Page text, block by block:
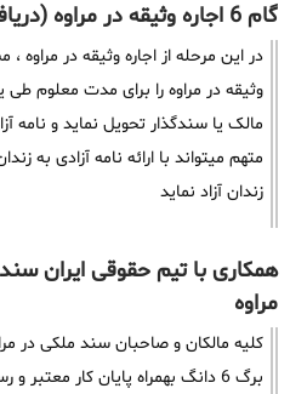
گام 6 اجاره وثیقه در مراوه (دریافت نامه آزادی)
در این مرحله از اجاره وثیقه در مراوه
وثیقه در مراوه را برای مدت معلوم
مالک یا سندگذار تحویل نماید و نامه
متهم میتواند با ارائه نامه آزادی به
زندان آزاد نماید
همکاری با تیم حقوقی ایران
مراوه
کلیه مالکان و صاحبان سند ملکی در
برگ 6 دانگ بهمراه پایان کار